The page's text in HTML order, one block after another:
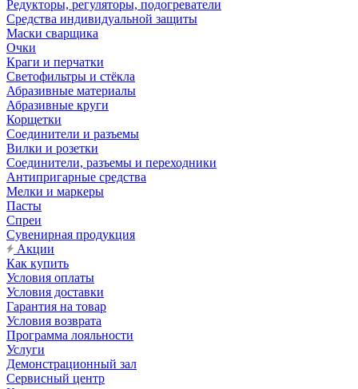
Редукторы, регуляторы, подогреватели
Средства индивидуальной защиты
Маски сварщика
Очки
Краги и перчатки
Светофильтры и стёкла
Абразивные материалы
Абразивные круги
Корщетки
Соединители и разъемы
Вилки и розетки
Соединители, разъемы и переходники
Антипригарные средства
Мелки и маркеры
Пасты
Спреи
Сувенирная продукция
Акции
Как купить
Условия оплаты
Условия доставки
Гарантия на товар
Условия возврата
Программа лояльности
Услуги
Демонстрационный зал
Сервисный центр